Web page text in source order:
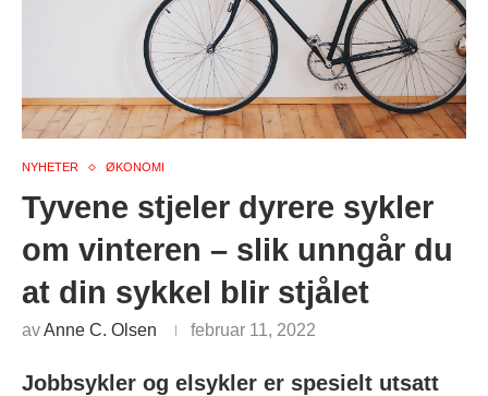
NYHETER ØKONOMI
Tyvene stjeler dyrere sykler
om vinteren – slik unngår du
at din sykkel blir stjålet
avAnne C. Olsen februar 11, 2022
Jobbsykler og elsykler er spesielt utsatt